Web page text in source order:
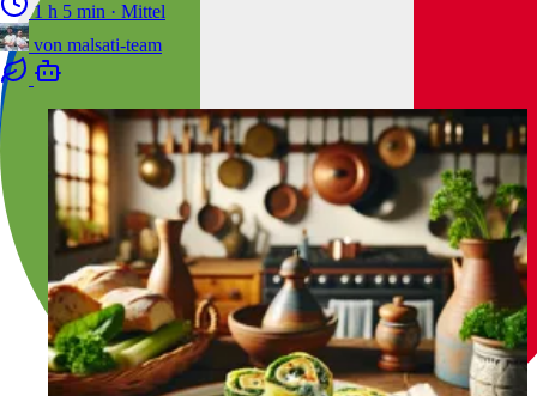
1 h 5 min · Mittel
von malsati-team